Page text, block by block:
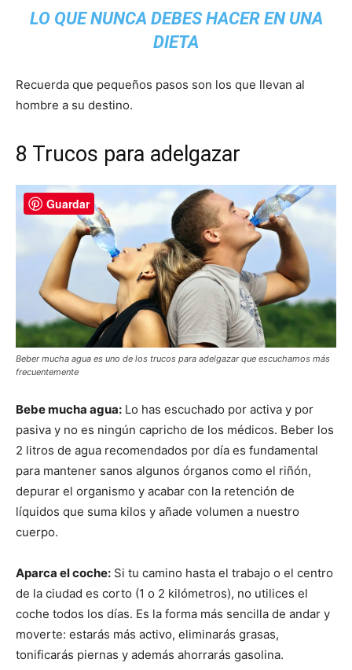
LO QUE NUNCA DEBES HACER EN UNA
DIETA
Recuerda que pequeños pasos son los que llevan al
hombre a su destino.
8 Trucos para adelgazar
Beber mucha agua es uno de los trucos para adelgazar que escuchamos más
frecuentemente
Bebe mucha agua: Lo has escuchado por activa y por
pasiva y no es ningún capricho de los médicos. Beber los
2 litros de agua recomendados por día es fundamental
para mantener sanos algunos órganos como el riñón,
depurar el organismo y acabar con la retención de
líquidos que suma kilos y añade volumen a nuestro
cuerpo.
Aparca el coche: Si tu camino hasta el trabajo o el centro
de la ciudad es corto (1 o 2 kilómetros), no utilices el
coche todos los días. Es la forma más sencilla de andar y
moverte: estarás más activo, eliminarás grasas,
tonificarás piernas y además ahorrarás gasolina.
Guardar